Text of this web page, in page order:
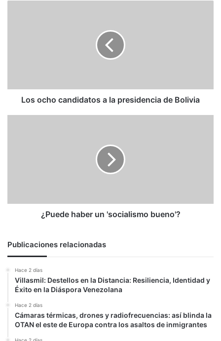
Los ocho candidatos a la presidencia de Bolivia
¿Puede haber un 'socialismo bueno'?
Publicaciones relacionadas
Hace 2 días
Villasmil: Destellos en la Distancia: Resiliencia, Identidad y
Éxito en la Diáspora Venezolana
Hace 2 días
Cámaras térmicas, drones y radiofrecuencias: así blinda la
OTAN el este de Europa contra los asaltos de inmigrantes